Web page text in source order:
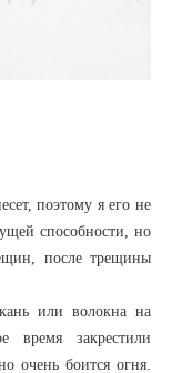
поэтому я его не
способности, но
после трещины
или волокна на
закрестили
очень боится огня.